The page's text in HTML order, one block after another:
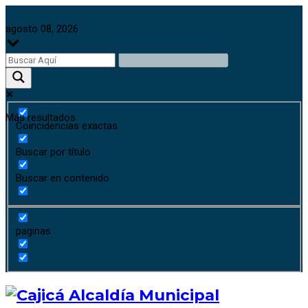
agosto 08, 2026
Más resultados
Coincidencias exactas
Buscar por título
Buscar en contenido
paginas